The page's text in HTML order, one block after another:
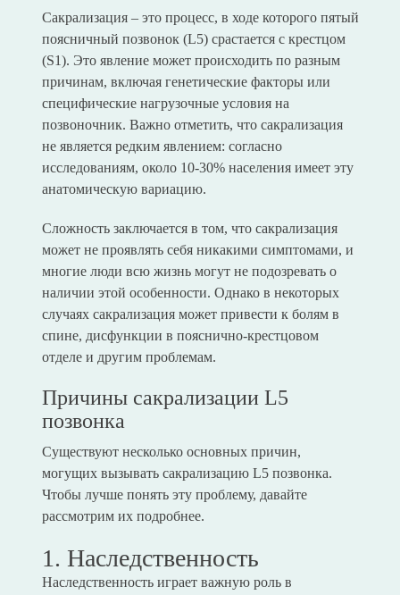
Сакрализация – это процесс, в ходе которого пятый
поясничный позвонок (L5) срастается с крестцом
(S1). Это явление может происходить по разным
причинам, включая генетические факторы или
специфические нагрузочные условия на
позвоночник. Важно отметить, что сакрализация
не является редким явлением: согласно
исследованиям, около 10-30% населения имеет эту
анатомическую вариацию.
Сложность заключается в том, что сакрализация
может не проявлять себя никакими симптомами, и
многие люди всю жизнь могут не подозревать о
наличии этой особенности. Однако в некоторых
случаях сакрализация может привести к болям в
спине, дисфункции в пояснично-крестцовом
отделе и другим проблемам.
Причины сакрализации L5
позвонка
Существуют несколько основных причин,
могущих вызывать сакрализацию L5 позвонка.
Чтобы лучше понять эту проблему, давайте
рассмотрим их подробнее.
1. Наследственность
Наследственность играет важную роль в